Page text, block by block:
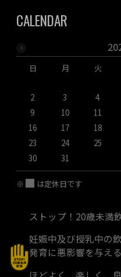
CALENDAR
日 月 火
2
3 4
9
10 11
16
17 18
23
24 25
30
31
※ は定休日です
ストップ！20歳未満
妊娠中及び授乳中の
発育に悪影響を与え